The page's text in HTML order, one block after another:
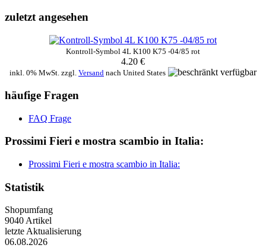
zuletzt angesehen
Kontroll-Symbol 4L K100 K75 -04/85 rot
4.20 €
inkl. 0% MwSt. zzgl. Versand nach United States
häufige Fragen
FAQ Frage
Prossimi Fieri e mostra scambio in Italia:
Prossimi Fieri e mostra scambio in Italia:
Statistik
Shopumfang
9040 Artikel
letzte Aktualisierung
06.08.2026